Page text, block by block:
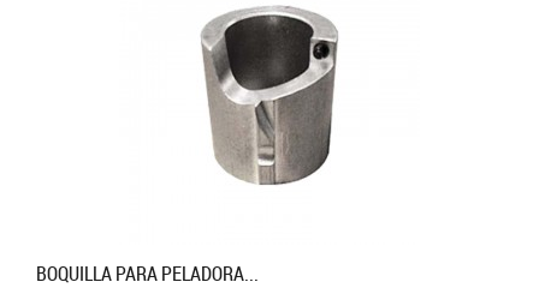
BOQUILLA PARA PELADORA...